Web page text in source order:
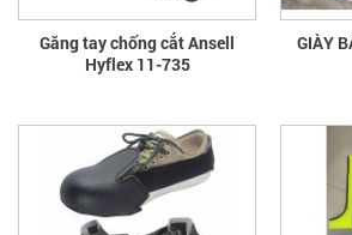
Găng tay chống cắt Ansell
Hyflex 11-735
GIÀY